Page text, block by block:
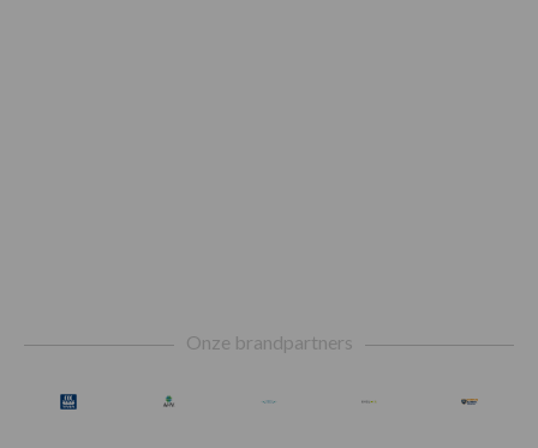
Onze brandpartners